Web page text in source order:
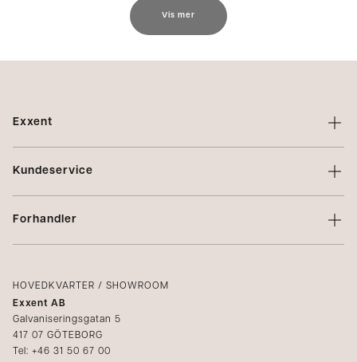
Vis mer
Exxent
Om Exxent
Profilering
Integritetspolicy
Kundeservice
Kontakt oss
Forhandler
Kataloger
Mediabank
Bli forhandler
HOVEDKVARTER / SHOWROOM
Exxent AB
Galvaniseringsgatan 5
417 07 GÖTEBORG
Tel: +46 31 50 67 00